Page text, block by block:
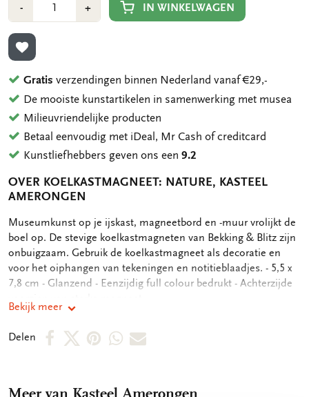
-Min
1
+Plus
1
IN WINKELWAGEN
TOEVOEGEN AAN VERLANGLIJST
Gratis verzendingen binnen Nederland vanaf €29,-
De mooiste kunstartikelen in samenwerking met musea
Milieuvriendelijke producten
Betaal eenvoudig met iDeal, Mr Cash of creditcard
Kunstliefhebbers geven ons een9.2
OVER KOELKASTMAGNEET: NATURE, KASTEEL
AMERONGEN
OMSCHRIJVING
Museumkunst op je ijskast, magneetbord en -muur vrolijkt de
boel op. De stevige koelkastmagneten van Bekking & Blitz zijn
onbuigzaam. Gebruik de koelkastmagneet als decoratie en
voor het oiphangen van tekeningen en notitieblaadjes. - 5,5 x
7,8 cm - Glanzend - Eenzijdig full colour bedrukt - Achterzijde
Bekijk meer
Delen
DeelDeelDeelDeelDeel